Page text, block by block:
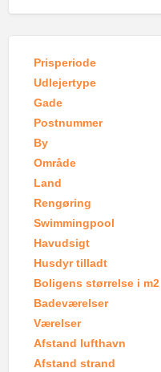
Prisperiode
Udlejertype
Gade
Postnummer
By
Område
Land
Rengøring
Swimmingpool
Havudsigt
Husdyr tilladt
Boligens størrelse i m2
Badeværelser
Værelser
Afstand lufthavn
Afstand strand